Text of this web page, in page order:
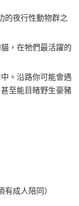
的夜行性動物群之
，在牠們最活躍的
。沿路你可能會遇
至能目睹野生豪豬
成人陪同）